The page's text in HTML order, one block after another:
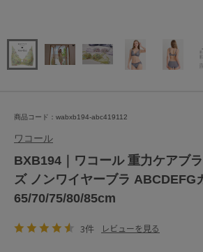
商品コード：wabxb194-abc419112
ワコール
BXB194｜ワコール 重力ケアブ
ズ ノンワイヤーブラ ABCDEFG
65/70/75/80/85cm
3件 レビューを見る